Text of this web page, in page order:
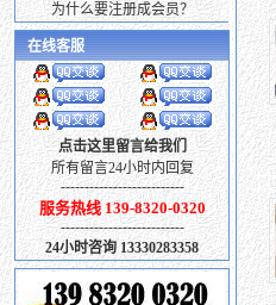
为什么要注册成会员？
在线客服
点击这里留言给我们
所有留言24小时内回复
--------------------------
服务热线 139-8320-0320
--------------------------
24小时咨询 13330283358